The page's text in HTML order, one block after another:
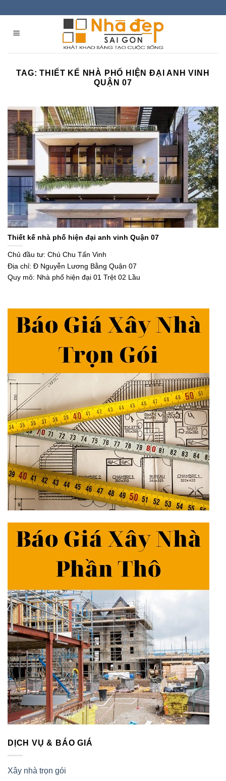
content
TAG:THIẾT KẾ NHÀ PHỐ HIỆN ĐẠI ANH VINH
QUẬN 07
Thiết kế nhà phố hiện đại anh vinh Quận 07
Chủ đầu tư: Chú Chu Tấn Vinh
Địa chỉ: Đ Nguyễn Lương Bằng Quận 07
Quy mô: Nhà phố hiện đại 01 Trệt 02 Lầu
DỊCH VỤ & BÁO GIÁ
Xây nhà trọn gói